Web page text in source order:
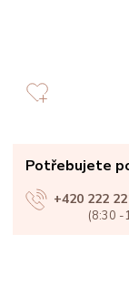
Potřebujete
+420 222
(8:30 -